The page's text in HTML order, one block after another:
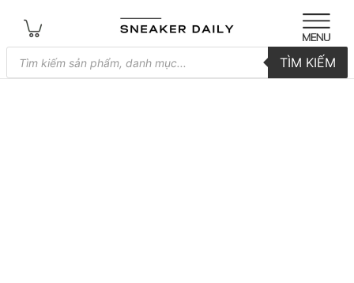
Tìm
kiếm
sản
TÌM KIẾM